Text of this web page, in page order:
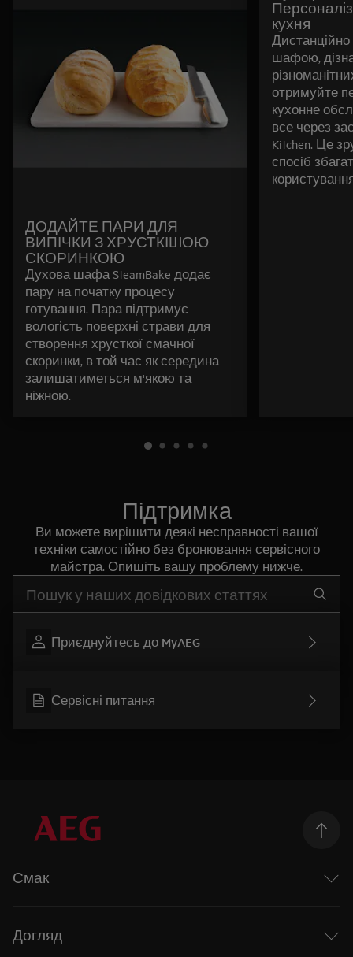
ДОДАЙТЕ ПАРИ ДЛЯ
ВИПІЧКИ З ХРУСТКІШОЮ
СКОРИНКОЮ
Духова шафа SteamBake додає
пару на початку процесу
готування. Пара підтримує
вологість поверхні страви для
створення хрусткої смачної
скоринки, в той час як середина
залишатиметься м'якою та
ніжною.
кухня
шафою,
отримуйте
кухонне
все через
Kitchen. Це
спосіб
Підтримка
Ви можете вирішити деякі несправності вашої
техніки самостійно без бронювання сервісного
майстра. Опишіть вашу проблему нижче.
Приєднуйтесь до MyAEG
Сервісні питання
Смак
Mastery range
Рецепти
Догляд